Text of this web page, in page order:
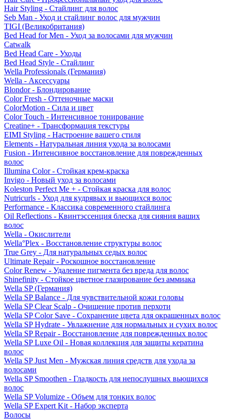
Hair Styling - Стайлинг для волос
Seb Man - Уход и стайлинг волос для мужчин
TIGI (Великобритания)
Bed Head for Men - Уход за волосами для мужчин
Catwalk
Bed Head Care - Уходы
Bed Head Style - Стайлинг
Wella Professionals (Германия)
Wella - Аксессуары
Blondor - Блондирование
Color Fresh - Оттеночные маски
ColorMotion - Сила и цвет
Color Touch - Интенсивное тонирование
Creatine+ - Трансформация текстуры
EIMI Styling - Настроение вашего стиля
Elements - Натуральная линия ухода за волосами
Fusion - Интенсивное восстановление для поврежденных
волос
Illumina Color - Стойкая крем-краска
Invigo - Новый уход за волосами
Koleston Perfect Me + - Стойкая краска для волос
Nutricurls - Уход для кудрявых и вьющихся волос
Performance - Классика современного стайлинга
Oil Reflections - Квинтэссенция блеска для сияния ваших
волос
Wella - Окислители
Wella°Plex - Восстановление структуры волос
True Grey - Для натуральных седых волос
Ultimate Repair - Роскошное восстановление
Color Renew - Удаление пигмента без вреда для волос
Shinefinity - Стойкое цветное глазирование без аммиака
Wella SP (Германия)
Wella SP Balance - Для чувствительной кожи головы
Wella SP Clear Scalp - Очищение против перхоти
Wella SP Color Save - Сохранение цвета для окрашенных волос
Wella SP Hydrate - Увлажнение для нормальных и сухих волос
Wella SP Repair - Восстановление для поврежденных волос
Wella SP Luxe Oil - Новая коллекция для защиты кератина
волос
Wella SP Just Men - Мужская линия средств для ухода за
волосами
Wella SP Smoothen - Гладкость для непослушных вьющихся
волос
Wella SP Volumize - Объем для тонких волос
Wella SP Expert Kit - Набор эксперта
Волосы